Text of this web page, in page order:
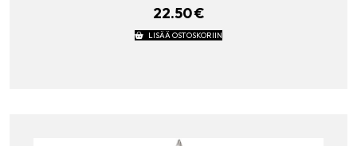
22.50€
LISÄÄ OSTOSKORIIN